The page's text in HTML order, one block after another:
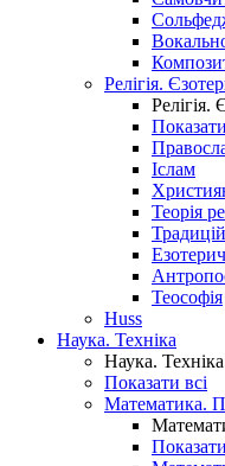
Релігія.
Релігія.
Іслам
Теорія
Теософія
Huss
Наука. Техніка
Наука. Техніка
Показати всі
Математика.